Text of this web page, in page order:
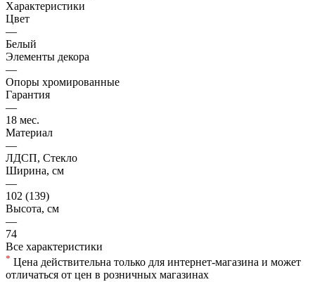
Характеристики
Цвет
—
Белый
Элементы декора
—
Опоры хромированные
Гарантия
—
18 мес.
Материал
—
ЛДСП, Стекло
Ширина, см
—
102 (139)
Высота, см
—
74
Все характеристики
* Цена действительна только для интернет-магазина и может
отличаться от цен в розничных магазинах